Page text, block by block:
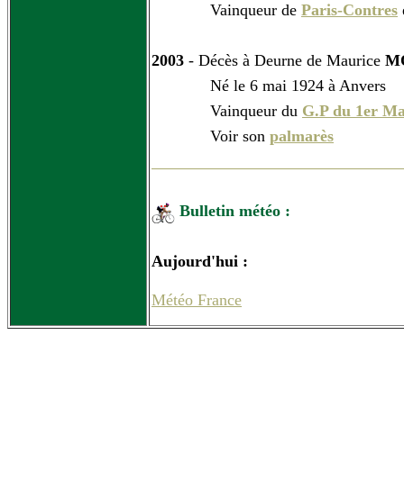
Vainqueur de Paris-Contres
2003 - Décès à Deurne de Maurice
Né le 6 mai 1924 à Anvers
Vainqueur du G.P du 1er
Voir son palmarès
Bulletin météo :
Aujourd'hui :
Météo France